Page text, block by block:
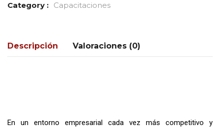
Category : Capacitaciones
Descripción Valoraciones (0)
En un entorno empresarial cada vez más competitivo y